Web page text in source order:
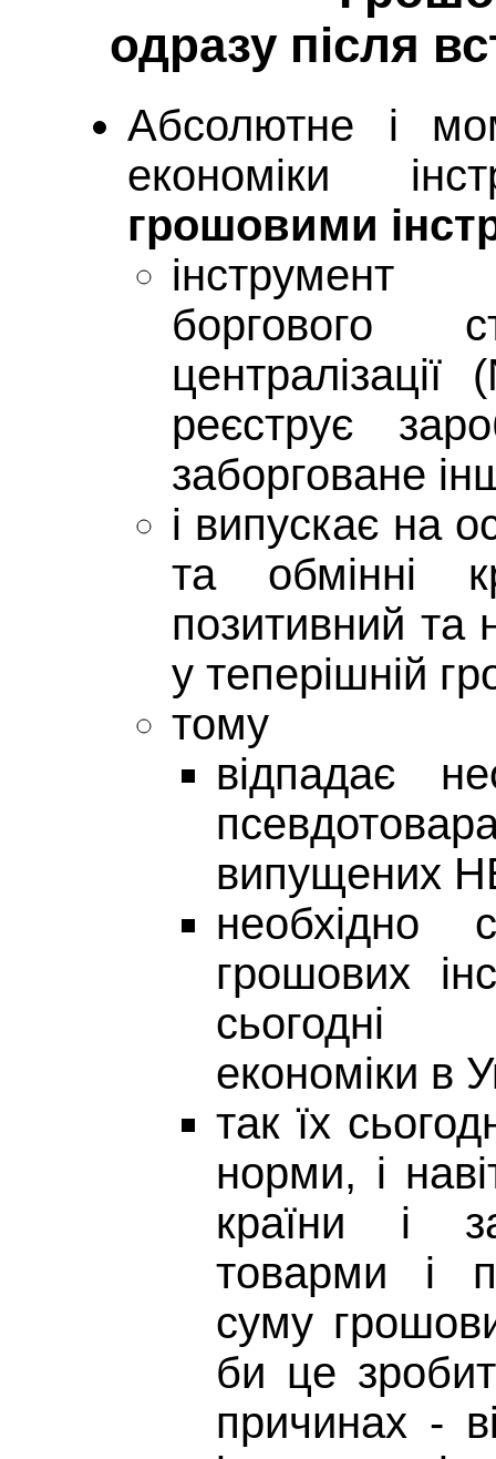
одразу після
Абсолютне і
економіки
грошовими
інструмент
боргового
реєструє
заборговане
і випускає на
та обмінні
позитивний та
у теперішній
тому
відпадає
випущених
необхідно
грошових
сьогодні
економіки в
так їх
норми, і
країни і
товарми і
суму
би це
причинах -